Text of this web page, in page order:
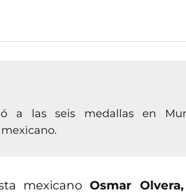
a las seis medallas en
mexicanoOsmar